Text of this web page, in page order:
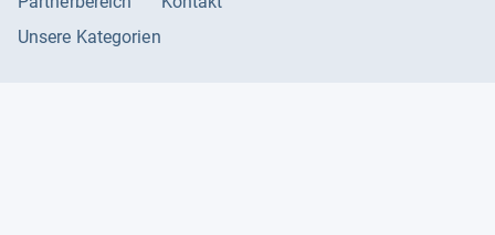
Unsere Kategorien